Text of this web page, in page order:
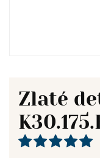
Zlaté